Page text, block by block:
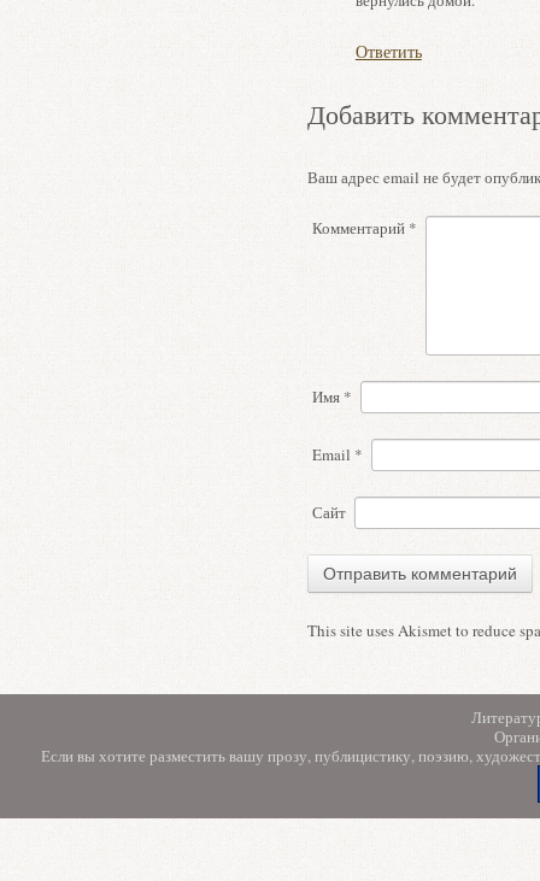
Ответить
Добавить
Ваш адрес email не будет
Комментарий *
Имя *
Email *
Сайт
This site uses Akismet to reduce
Если вы хотите разместить вашу прозу, публицистику, поэзию,